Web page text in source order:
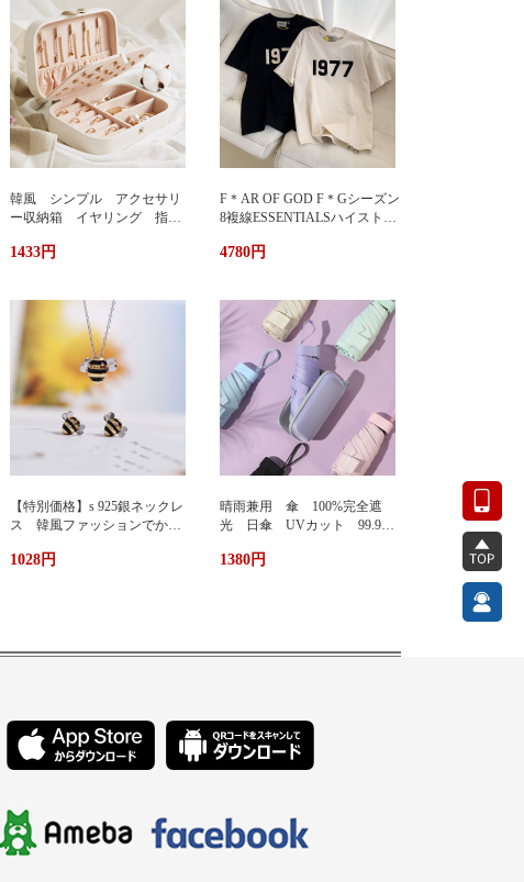
韓風 シンプル アクセサリ
ー収納箱 イヤリング 指
ックス ジュエリーケース ジ
い 小物入れ イアリン
グ ピアス 首飾り アクセ
サリー ケース
1433円
F＊AR OF GOD F＊Gシーズン
8複線ESSENTIALSハイストリ
ツカップル半袖
4780円
【特別価格】s 925銀ネックレ
ス 韓風ファッションでかわ
1028円
晴雨兼用 傘 100%完全遮
光 日傘 UVカット 99.9%
み傘 遮光 遮熱 撥水 耐
1380円